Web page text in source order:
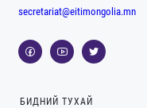
secretariat@eitimongolia.mn
БИДНИЙ ТУХАЙ